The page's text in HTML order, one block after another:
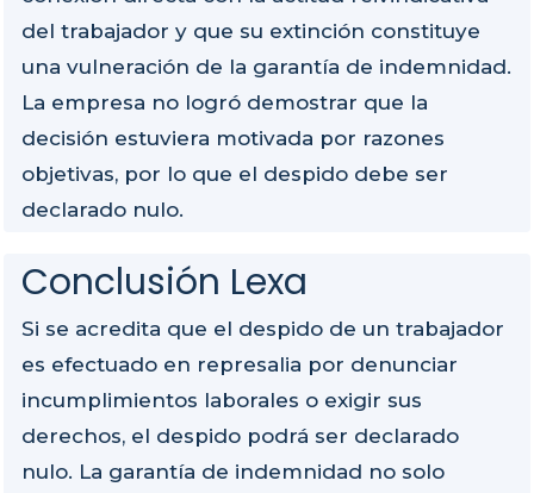
del trabajador y que su extinción constituye
una vulneración de la garantía de indemnidad.
La empresa no logró demostrar que la
decisión estuviera motivada por razones
objetivas, por lo que el despido debe ser
declarado nulo.
Conclusión Lexa
Si se acredita que el despido de un trabajador
es efectuado en represalia por denunciar
incumplimientos laborales o exigir sus
derechos, el despido podrá ser declarado
nulo. La garantía de indemnidad no solo